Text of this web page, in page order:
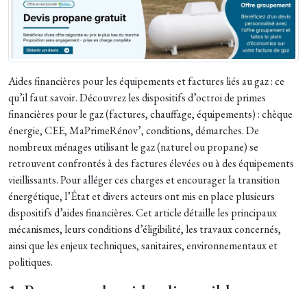
Aides financières pour les équipements et factures liés au gaz : ce
qu’il faut savoir. Découvrez les dispositifs d’octroi de primes
financières pour le gaz (factures, chauffage, équipements) : chèque
énergie, CEE, MaPrimeRénov’, conditions, démarches. De
nombreux ménages utilisant le gaz (naturel ou propane) se
retrouvent confrontés à des factures élevées ou à des équipements
vieillissants. Pour alléger ces charges et encourager la transition
énergétique, l’État et divers acteurs ont mis en place plusieurs
dispositifs d’aides financières. Cet article détaille les principaux
mécanismes, leurs conditions d’éligibilité, les travaux concernés,
ainsi que les enjeux techniques, sanitaires, environnementaux et
politiques.